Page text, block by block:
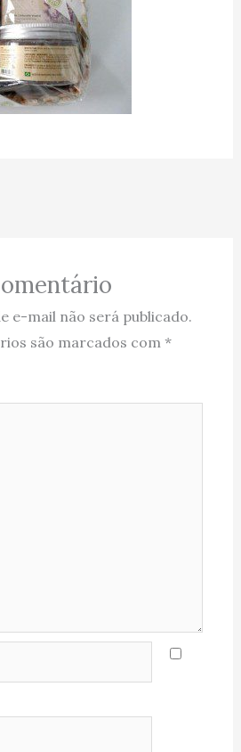
e-mail não será publicado.
são marcados com *